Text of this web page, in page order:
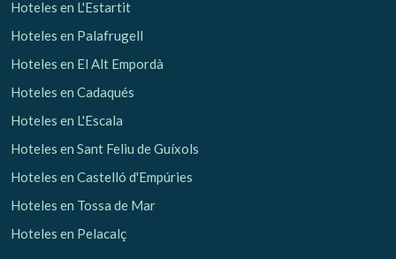
Hoteles en L'Estartit
Hoteles en Palafrugell
Hoteles en El Alt Empordà
Hoteles en Cadaqués
Hoteles en L'Escala
Hoteles en Sant Feliu de Guíxols
Hoteles en Castelló d'Empúries
Hoteles en Tossa de Mar
Hoteles en Pelacalç